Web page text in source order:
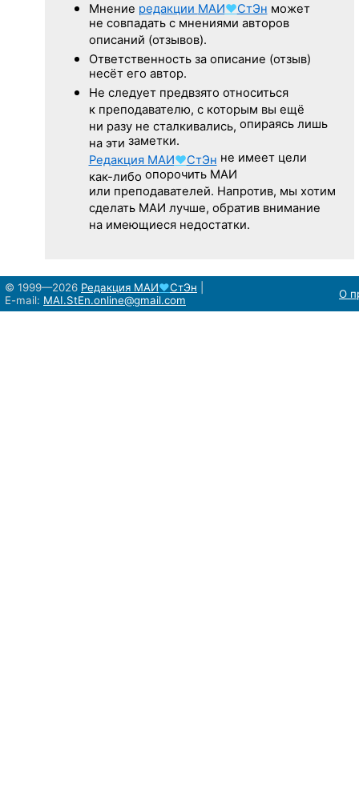
Мнение редакции МАИ♥СтЭн может
не совпадать с мнениями авторов
описаний (отзывов).
Ответственность за описание (отзыв)
несёт его автор.
Не следуетпредвзято относиться
к преподавателю, с которым вы ещё
ни разу не сталкивались, опираясь лишь
на эти заметки.
Редакция МАИ♥СтЭн не имеет цели
как-либо опорочить МАИ
или преподавателей. Напротив, мы хотим
сделать МАИ лучше, обратив внимание
на имеющиеся недостатки.
© 1999—2026 Редакция МАИ♥СтЭн
E-mail: MAI.StEn.online@gmail.com О